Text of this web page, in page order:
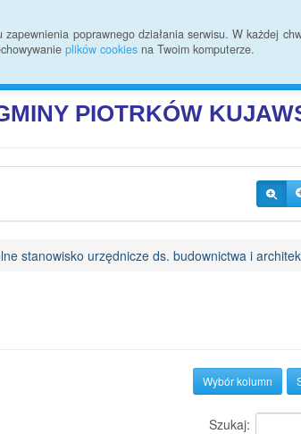
poprawnego działania serwisu. W każdej
plików cookies na Twoim komputerze.
Przycisk wyszukaj
PUBLICZNEJ
PIOTRKÓW
stanowisko urzędnicze ds. budownictwa i
Wybór kolumn
Szukaj: